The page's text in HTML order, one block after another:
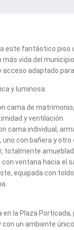
este fantástico piso
vida del
acceso adaptado
y luminosa:
cama de
y ventilación.
cama individual,
con bañera y
totalmente
ventana hacia el
equipada con
en la Plaza
un ambiente